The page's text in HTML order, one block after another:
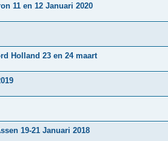
11 en 12 Januari 2020
Holland 23 en 24 maart
19-21 Januari 2018